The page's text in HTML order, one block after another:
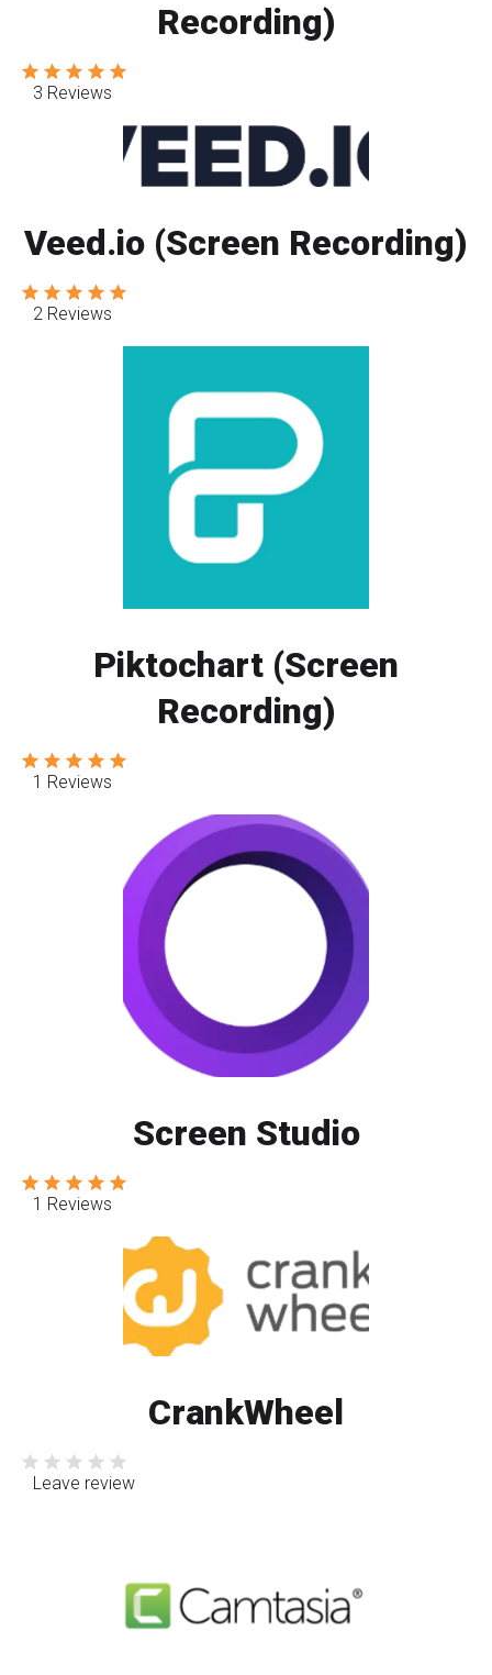
Recording)
3 Reviews
Veed.io (Screen Recording)
2 Reviews
Piktochart (Screen
Recording)
1 Reviews
Screen Studio
1 Reviews
CrankWheel
Leave review